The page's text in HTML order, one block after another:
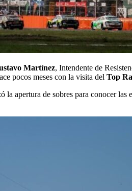
Martínez, Intendente de
pocos meses con la visita del Top
la apertura de sobres para conocer